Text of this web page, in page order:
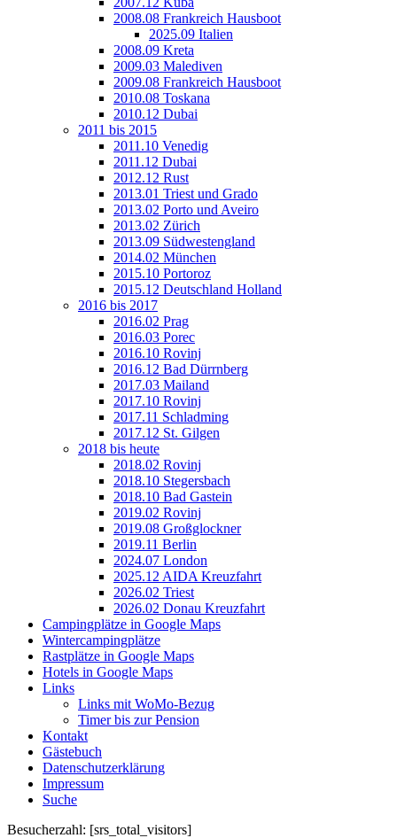
2008.08 Frankreich Hausboot
2025.09 Italien
2008.09 Kreta
2009.03 Malediven
2009.08 Frankreich Hausboot
2010.08 Toskana
2010.12 Dubai
2011 bis 2015
2011.10 Venedig
2011.12 Dubai
2012.12 Rust
2013.01 Triest und Grado
2013.02 Porto und Aveiro
2013.02 Zürich
2013.09 Südwestengland
2014.02 München
2015.10 Portoroz
2015.12 Deutschland Holland
2016 bis 2017
2016.02 Prag
2016.03 Porec
2016.10 Rovinj
2016.12 Bad Dürrnberg
2017.03 Mailand
2017.10 Rovinj
2017.11 Schladming
2017.12 St. Gilgen
2018 bis heute
2018.02 Rovinj
2018.10 Stegersbach
2018.10 Bad Gastein
2019.02 Rovinj
2019.08 Großglockner
2019.11 Berlin
2024.07 London
2025.12 AIDA Kreuzfahrt
2026.02 Triest
2026.02 Donau Kreuzfahrt
Campingplätze in Google Maps
Wintercampingplätze
Rastplätze in Google Maps
Hotels in Google Maps
Links
Links mit WoMo-Bezug
Timer bis zur Pension
Kontakt
Gästebuch
Datenschutzerklärung
Impressum
Suche
Besucherzahl: [srs_total_visitors]